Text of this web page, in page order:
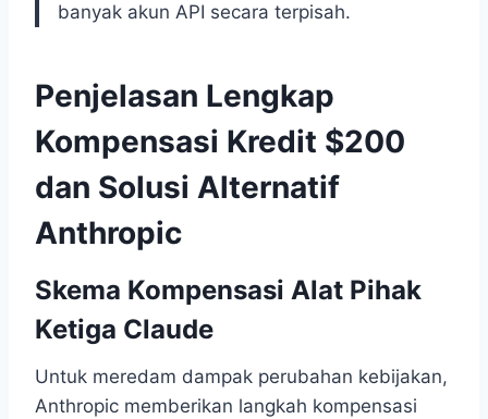
banyak akun API secara terpisah.
Penjelasan Lengkap
Kompensasi Kredit $200
dan Solusi Alternatif
Anthropic
Skema Kompensasi Alat Pihak
Ketiga Claude
Untuk meredam dampak perubahan kebijakan,
Anthropic memberikan langkah kompensasi